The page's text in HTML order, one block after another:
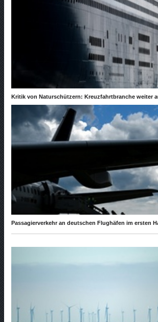
Kritik von Naturschützern: Kreuzfahrtbranche weiter
Passagierverkehr an deutschen Flughäfen im ersten